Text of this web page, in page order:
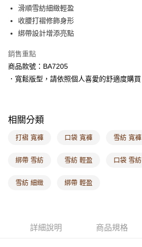
每筆NT$60，滿NT$1,000(含以上)免運費
7-11取貨付款
每筆NT$60，滿NT$1,000(含以上)免運費
付款後7-11取貨
每筆NT$60，滿NT$1,000(含以上)免運費
付款後門市自取
每筆NT$60，滿NT$1,000(含以上)免運費
滑順雪紡細緻輕盈
收腰打褶修飾身形
綁帶設計增添亮點
銷售重點
商品款號：BA7205
．寬鬆版型，請依照個人喜愛的舒適度購買
相關分類
打褶 寬褲 口袋 寬褲 雪紡 寬褲
綁帶 雪紡 雪紡 輕盈 口袋 雪紡
雪紡 細緻 綁帶 輕盈
詳細說明 商品規格